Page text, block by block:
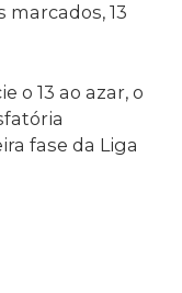
marcados, 13
o 13 ao azar, o
fase da Liga